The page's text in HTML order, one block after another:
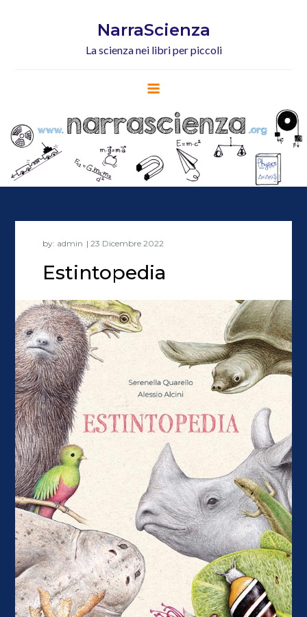
NarraScienza
La scienza nei libri per piccoli
by: admin
Estintopedia